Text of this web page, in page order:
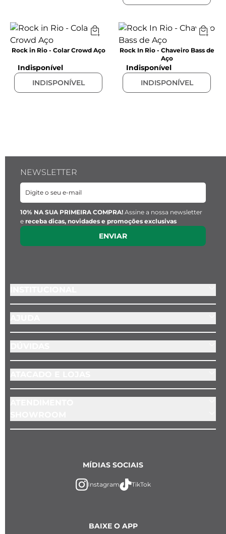
Rock in Rio - Colar Crowd Aço
Indisponível
INDISPONÍVEL
Rock In Rio - Chaveiro Bass de
Aço
Indisponível
INDISPONÍVEL
NEWSLETTER
10% NA SUA PRIMEIRA COMPRA! Assine a nossa newsletter
e receba dicas, novidades e promoções exclusivas
ENVIAR
BAIXE O APP
MÍDIAS SOCIAIS
Instagram TikTok